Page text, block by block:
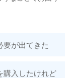
要が出てきた
購入したけれど